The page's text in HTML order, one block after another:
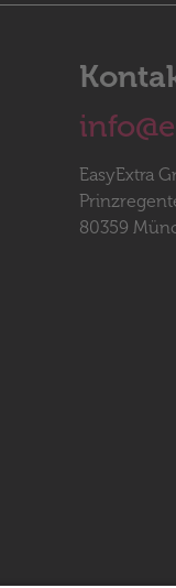
EasyExtra
80359